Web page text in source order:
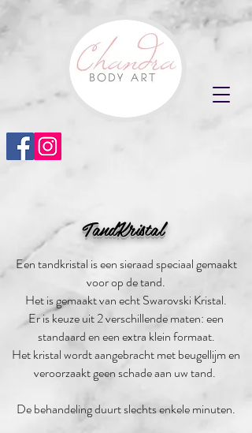
TandKristal
Een tandkristal is een sieraad speciaal gemaakt
voor op de tand.
Het is gemaakt van echt Swarovski Kristal.
Er is keuze uit 2 verschillende maten: een
standaard en een extra klein formaat.
Het kristal wordt aangebracht met beugellijm en
veroorzaakt geen schade aan uw tand.
De behandeling duurt slechts enkele minuten.